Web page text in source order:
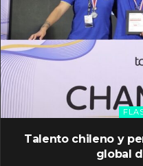
Talento chileno y
global